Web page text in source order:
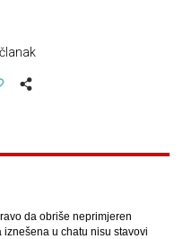
da obriše neprimjeren
u chatu nisu stavovi